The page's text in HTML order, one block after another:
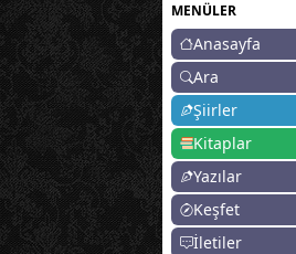
MENÜLER
Anasayfa
Ara
Şiirler
Kitaplar
Yazılar
Keşfet
İletiler